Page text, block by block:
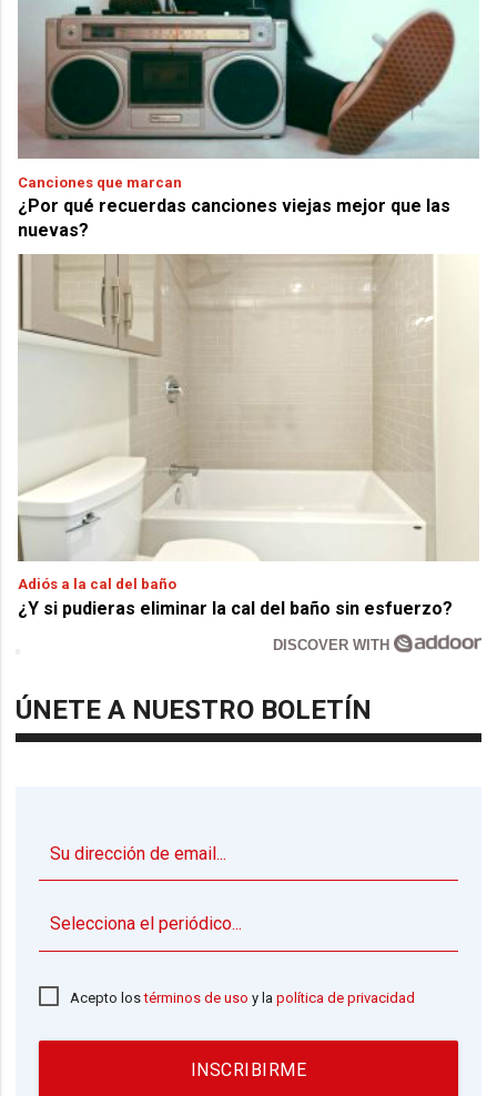
Canciones que marcan
¿Por qué recuerdas canciones viejas mejor que las
nuevas?
Adiós a la cal del baño
¿Y si pudieras eliminar la cal del baño sin esfuerzo?
DISCOVER WITH
ÚNETE A NUESTRO BOLETÍN
Acepto lostérminos de uso y lapolítica de privacidad
INSCRIBIRME